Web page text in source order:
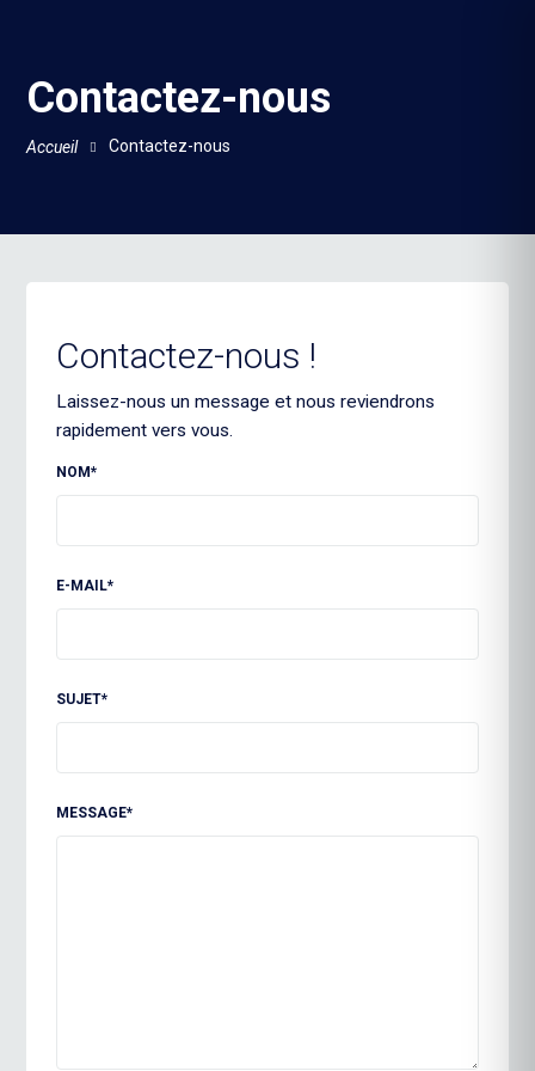
Contactez-nous
Accueil Contactez-nous
Contactez-nous !
Laissez-nous un message et nous reviendrons
rapidement vers vous.
NOM*
E-MAIL*
SUJET*
MESSAGE*